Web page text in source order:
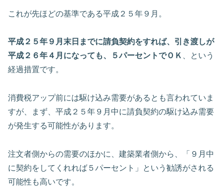
これが先ほどの基準である平成２５年９月。
平成２５年９月末日までに請負契約をすれば、引き渡しが
平成２６年４月になっても、５パーセントでＯＫ 、という
経過措置です。
消費税アップ前には駆け込み需要があるとも言われていま
すが、まず、平成２５年９月中に請負契約の駆け込み需要
が発生する可能性があります。
注文者側からの需要のほかに、建築業者側から、「９月中
に契約をしてくれれば５パーセント」という勧誘がされる
可能性も高いです。